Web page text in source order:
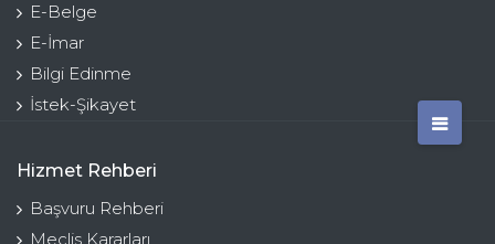
E-Belge
E-İmar
Bilgi Edinme
İstek-Şikayet
Hizmet Rehberi
Başvuru Rehberi
Meclis Kararları